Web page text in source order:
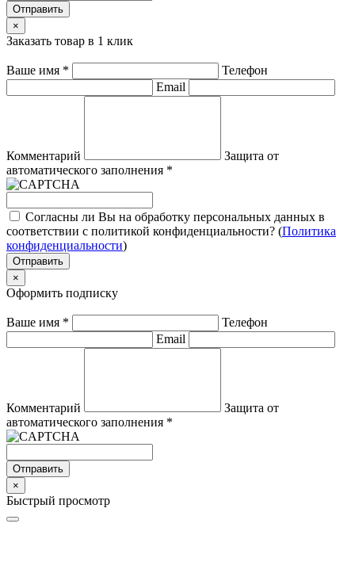
Отправить
×
Заказать товар в 1 клик
Ваше имя *
Телефон
Email
Комментарий
Защита от
автоматического заполнения *
Согласны ли Вы на обработку персональных данных в
соответствии с политикой конфиденциальности? (Политика
конфиденциальности)
Отправить
×
Оформить подписку
Ваше имя *
Телефон
Email
Комментарий
Защита от
автоматического заполнения *
Отправить
×
Быстрый просмотр